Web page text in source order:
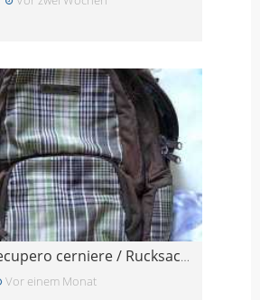
Zaino per recupero cerniere / Rucksack zur Reparat
Vor einem Monat